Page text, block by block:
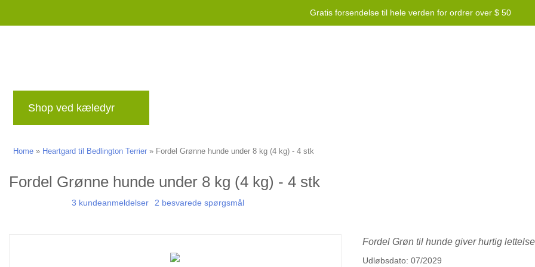
Gratis forsendelse til hele verden for ordrer over $ 50
Shop ved kæledyr
Home » Heartgard til Bedlington Terrier » Fordel Grønne hunde under 8 kg (4 kg) - 4 stk
Fordel Grønne hunde under 8 kg (4 kg) - 4 stk
3 kundeanmeldelser 2 besvarede spørgsmål
Fordel Grøn til hunde giver hurtig
Udløbsdato: 07/2029